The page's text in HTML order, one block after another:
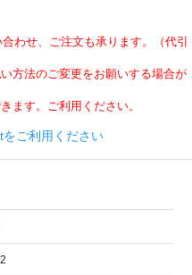
わせ、ご注文も承ります。（代引
方法のご変更をお願いする場合が
ます。ご利用ください。
ご利用ください